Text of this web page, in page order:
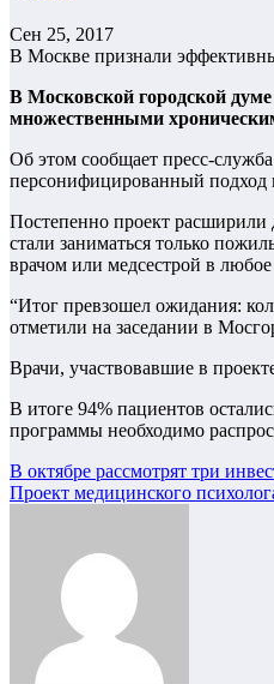
Сен 25, 2017
В Москве признали
В Московской городской
множественными
Об этом сообщает пресс-
персонифицированный подход
Постепенно проект расширили
стали заниматься только
врачом или медсестрой в
“Итог превзошел ожидания:
отметили на заседании в
Врачи, участвовавшие в
В итоге 94% пациентов
программы необходимо
Навигация
по
В октябре рассмотрят три
Проект медицинского